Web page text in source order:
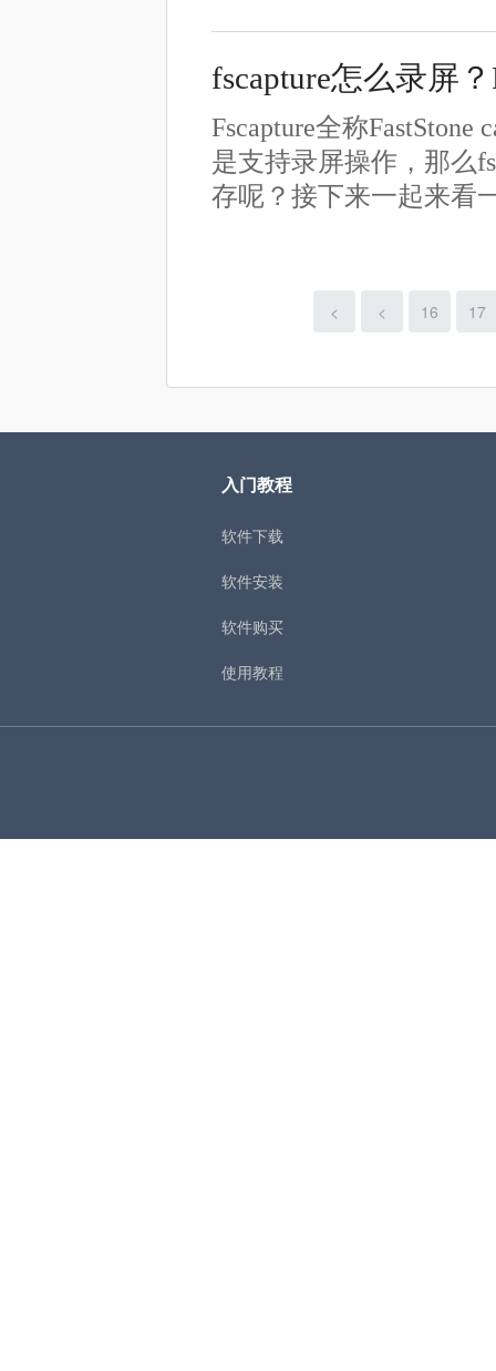
fscapture怎么录屏
Fscapture全称
是支持录屏操作，那么
存呢？接下来一起来看
< < 16 17
入门教程
软件下载
软件安装
软件购买
使用教程